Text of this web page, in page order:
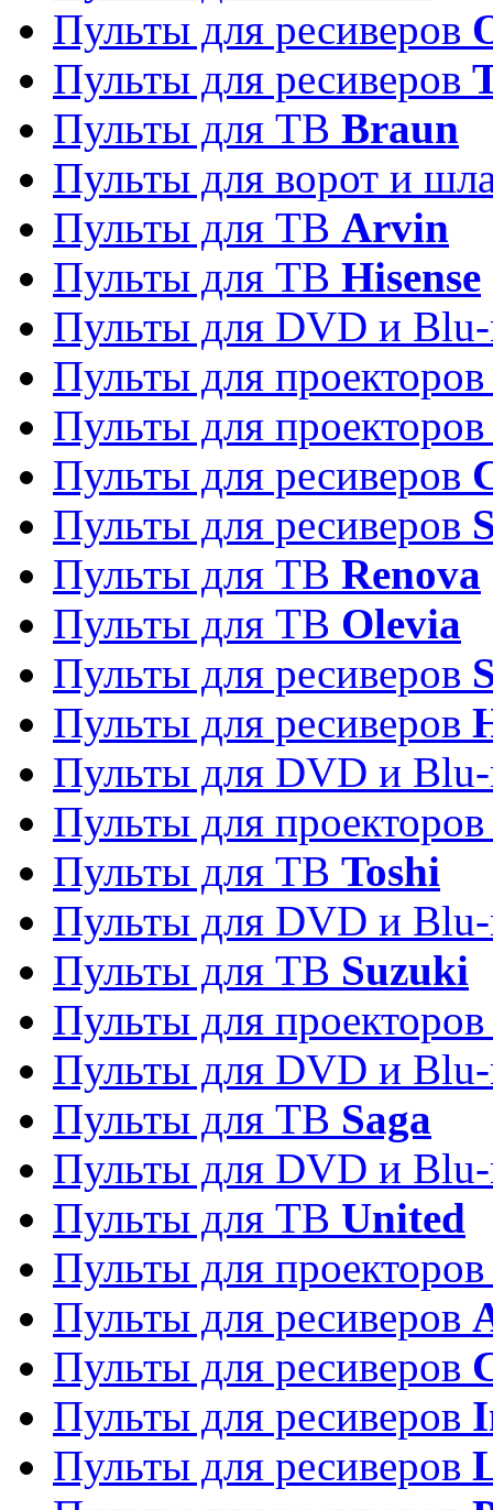
Пульты для ресиверов
Пульты для ресиверов
Пульты для ТВ Braun
Пульты для ворот и
Пульты для ТВ Arvin
Пульты для ТВ Hisense
Пульты для DVD и
Пульты для
Пульты для
Пульты для ресиверов
Пульты для ресиверов
Пульты для ТВ Renova
Пульты для ТВ Olevia
Пульты для ресиверов
Пульты для ресиверов
Пульты для DVD и
Пульты для
Пульты для ТВ Toshi
Пульты для DVD и
Пульты для ТВ Suzuki
Пульты для
Пульты для DVD и
Пульты для ТВ Saga
Пульты для DVD и
Пульты для ТВ United
Пульты для
Пульты для ресиверов
Пульты для ресиверов
Пульты для ресиверов
Пульты для ресиверов